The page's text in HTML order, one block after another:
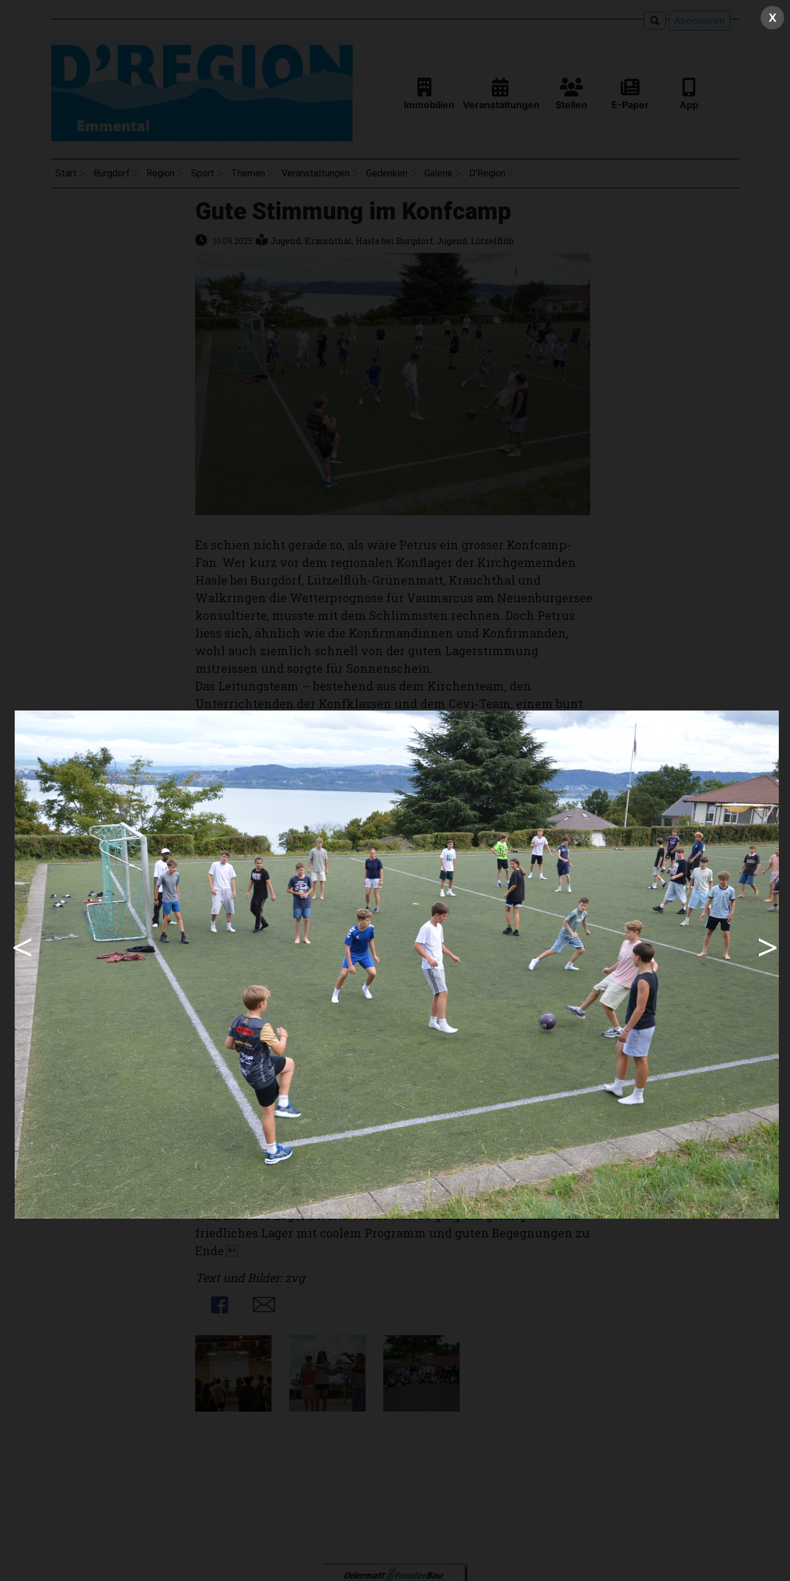
Abonnieren
Immobilien Veranstaltungen Stellen E-Paper App
Start Burgdorf Region Sport Themen Veranstaltungen Gedenken Galerie D'Region
Gute Stimmung im Konfcamp
10.09.2025 Jugend, Krauchthal, Hasle bei Burgdorf, Jugend, Lützelflüh
Es schien nicht gerade so, als wäre Petrus ein grosser Konfcamp-
Fan. Wer kurz vor dem regionalen Konflager der Kirchgemeinden
Hasle bei Burgdorf, Lützelflüh-Grünenmatt, Krauchthal und
Walkringen die Wetterprognose für Vaumarcus am Neuenburgersee
konsultierte, musste mit dem Schlimmsten rechnen. Doch Petrus
liess sich, ähnlich wie die Konfirmandinnen und Konfirmanden,
wohl auch ziemlich schnell von der guten Lagerstimmung
mitreissen und sorgte für Sonnenschein.
Das Leitungsteam – bestehend aus dem Kirchenteam, den
Unterrichtenden der Konfklassen und dem Cevi-Team, einem bunt
zusammengewürfelten Team aus jungen Freiwilligen – führte die
rund 65 Konfirmandinnen und Konfirmanden mit einem
abwechslungsreichen Programm durch die Lagertage. Jeweils am
Morgen und am Abend wurden im Plenum mit kurzen
Aktivierungen, Liedern, einem Input und in Kleingruppen einzelne
Themen aus dem Lagerfilm «Run the Race» wieder aufgenommen
und vertieft. Daneben sorgte ein vielfältiges Workshop-Angebot für
Unterhaltung. Schmuck basteln, T-Shirts einfärben, Volleyball und
Theater spielen, jassen oder Musik machen – bei den Workshops
war für alle etwas dabei.
Am Donnerstagabend war es mit Petrus' guter Laune vorbei:
Pünktlich aufs Geländespiel brach der Regen über dem Lagerplatz.
Davon liessen sich die verschiedenen Gruppen jedoch nicht im
Geringsten beeindrucken und kämpften bis zur Pfütze in den
Schuhen um den Sieg im Geländespiel.
Zwischen den verschiedenen Programmpunkten hatten die Konf­
klassen Zeit für die Konfirmations­vorbereitung, für
gruppendynamische Spiele oder für weitere inhaltliche
Vertiefungen.
In der Freizeit waren vor allem der Fussball- und Volleyballplatz
beliebte Treffpunkte, um sich sportlich zu betätigen und neue
Bekanntschaften zu knüpfen. Am letzten Abend sorgten Musik,
Tanzeinlagen, Drinks und Waffeln für die passende Partystimmung,
um das Lager langsam ausklingen zu lassen.
Nach dem Putzen und einem letzten Zusammenkommen im
Plenum am nächsten Morgen war es dann Zeit fürs Verabschieden
und Danke sagen. Da liess Petrus die Teilnehmendenmit einem
zünftigen Regenguss wissen, dass auch er etwas traurig darüber
war, dass das Lager bereits vorbei war. So ging ein gelungenes und
friedliches Lager mit coolem Programm und guten Begegnungen zu
Ende.
Text und Bilder: zvg
Share
Share
X
< >